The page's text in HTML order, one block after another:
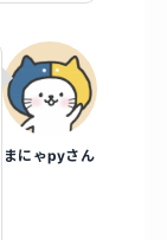
まにゃpyさん